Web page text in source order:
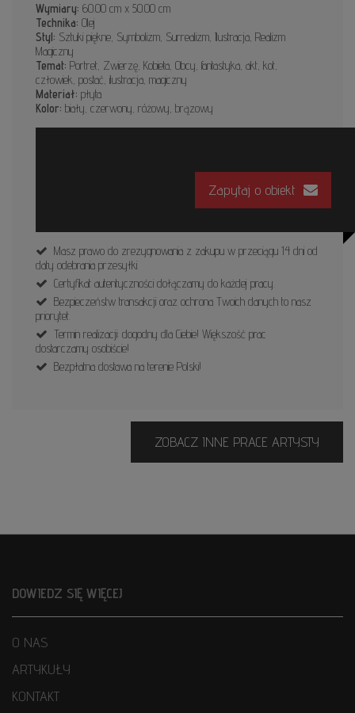
Wymiary: 60.00 cm x 50.00 cm
Technika: Olej
Styl: Sztuki piękne, Symbolizm, Surrealizm, Ilustracja, Realizm
Magiczny
Temat: Portret, Zwierzę, Kobieta, Obcy, fantastyka, akt, kot,
człowiek, postać, ilustracja, magiczny
Materiał: płyta
Kolor: biały, czerwony, różowy, brązowy
Zapytaj o obiekt
Masz prawo do zrezygnowania z zakupu w przeciągu 14 dni od
daty odebrania przesyłki.
Certyfikat autentyczności dołączamy do każdej pracy.
Bezpieczeństw transakcji oraz ochrona Twoich danych to nasz
priorytet.
Termin realizacji: dogodny dla Ciebie! Większość prac
dostarczamy osobiście!
Bezpłatna dostawa na terenie Polski!
ZOBACZ INNE PRACE ARTYSTY
DOWIEDZ SIĘ WIĘCEJ
O NAS
ARTYKUŁY
KONTAKT